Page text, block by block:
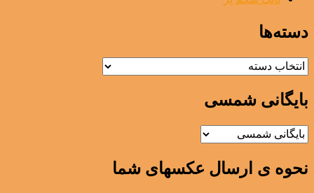
دسته‌ها
دسته‌ها
بایگانی شمسی
نحوه ی ارسال عکسهای شما